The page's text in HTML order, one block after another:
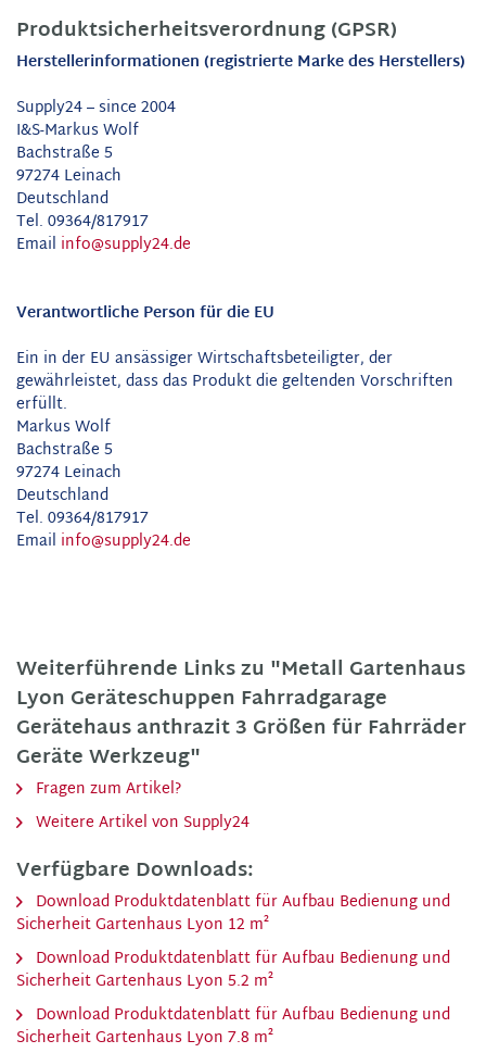
Produktsicherheitsverordnung (GPSR)
Herstellerinformationen (registrierte Marke des Herstellers)
Supply24 – since 2004
I&S-Markus Wolf
Bachstraße 5
97274 Leinach
Deutschland
Tel. 09364/817917
Email info@supply24.de
Verantwortliche Person für die EU
Ein in der EU ansässiger Wirtschaftsbeteiligter, der
gewährleistet, dass das Produkt die geltenden Vorschriften
erfüllt.
Markus Wolf
Bachstraße 5
97274 Leinach
Deutschland
Tel. 09364/817917
Email info@supply24.de
Weiterführende Links zu "Metall Gartenhaus
Lyon Geräteschuppen Fahrradgarage
Gerätehaus anthrazit 3 Größen für Fahrräder
Geräte Werkzeug"
Fragen zum Artikel?
Weitere Artikel von Supply24
Verfügbare Downloads:
Download Produktdatenblatt für Aufbau Bedienung und
Sicherheit Gartenhaus Lyon 12 m²
Download Produktdatenblatt für Aufbau Bedienung und
Sicherheit Gartenhaus Lyon 5.2 m²
Download Produktdatenblatt für Aufbau Bedienung und
Sicherheit Gartenhaus Lyon 7.8 m²